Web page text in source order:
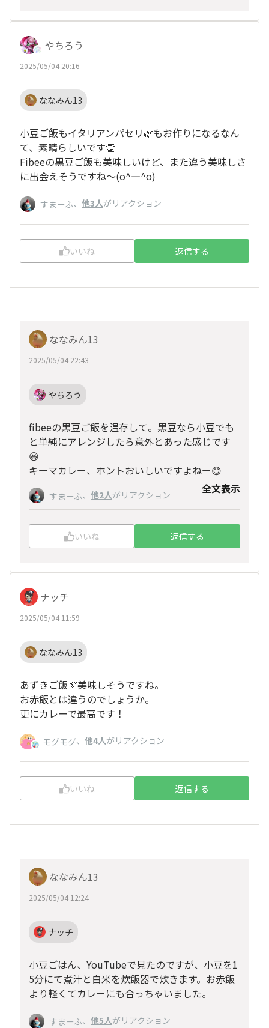
やちろう
2025/05/04 20:16
ななみん13
小豆ご飯もイタリアンパセリ🌿もお作りになるなん
て、素晴らしいです👏
Fibeeの黒豆ご飯も美味しいけど、また違う美味しさ
に出会えそうですね～(o^―^o)
すまーふ、 他3人がリアクション
いいね 返信する
ななみん13
2025/05/04 22:43
やちろう
fibeeの黒豆ご飯を温存して。黒豆なら小豆でも
と単純にアレンジしたら意外とあった感じです
😆
キーマカレー、ホントおいしいですよねー😋
すまーふ、 他2人がリアクション 全文表示
いいね 返信する
ナッチ
2025/05/04 11:59
ななみん13
あずきご飯🫘美味しそうですね。
お赤飯とは違うのでしょうか。
更にカレーで最高です！
モグモグ、 他4人がリアクション
いいね 返信する
ななみん13
2025/05/04 12:24
ナッチ
小豆ごはん、YouTubeで見たのですが、小豆を1
5分にて煮汁と白米を炊飯器で炊きます。お赤飯
より軽くてカレーにも合っちゃいました。
すまーふ、 他5人がリアクション